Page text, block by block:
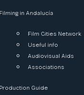
Filming in Andalucía
Film Cities Network
Useful info
Audiovisual Aids
Associations
Production Guide